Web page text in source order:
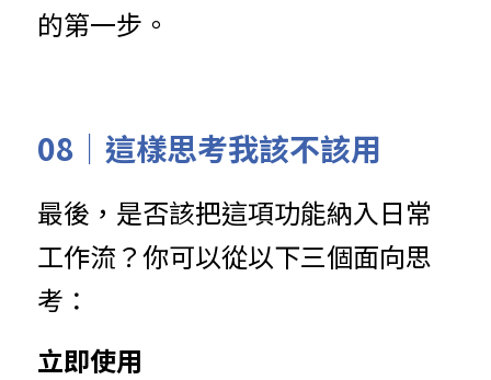
的第一步。
08｜這樣思考我該不該用
最後，是否該把這項功能納入日常
工作流？你可以從以下三個面向思
考：
立即使用